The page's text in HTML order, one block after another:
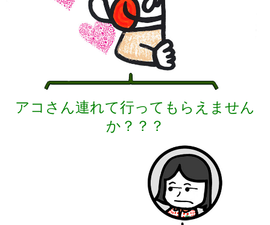
アコさん連れて行ってもらえません
か？？？